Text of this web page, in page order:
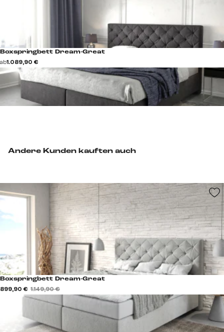
Andere Kunden kauften auch
Boxspringbett Dream-Great
899,90 € 1.149,90 €
Boxspringbett Dream-Great
ab1.089,90 €